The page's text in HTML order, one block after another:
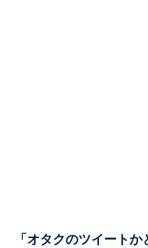
「オタクのツイート